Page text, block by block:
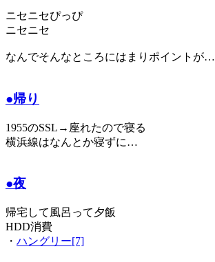
ニセニセぴっぴ
ニセニセ
なんでそんなところにはまりポイントが…
●帰り
1955のSSL→座れたので寝る
横浜線はなんとか寝ずに…
●夜
帰宅して風呂って夕飯
HDD消費
・ ハングリー[7]